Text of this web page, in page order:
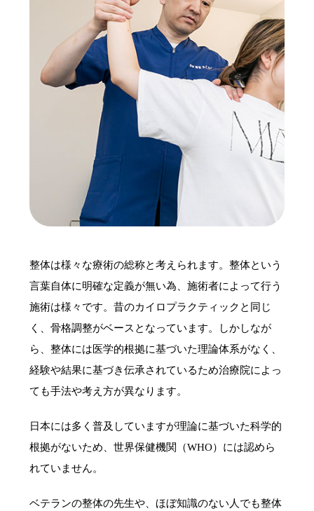
整体は様々な療術の総称と考えられます。整体という
言葉自体に明確な定義が無い為、施術者によって行う
施術は様々です。昔のカイロプラクティックと同じ
く、骨格調整がベースとなっています。しかしなが
ら、整体には医学的根拠に基づいた理論体系がなく、
経験や結果に基づき伝承されているため治療院によっ
ても手法や考え方が異なります。
日本には多く普及していますが理論に基づいた科学的
根拠がないため、世界保健機関（WHO）には認めら
れていません。
ベテランの整体の先生や、ほぼ知識のない人でも整体